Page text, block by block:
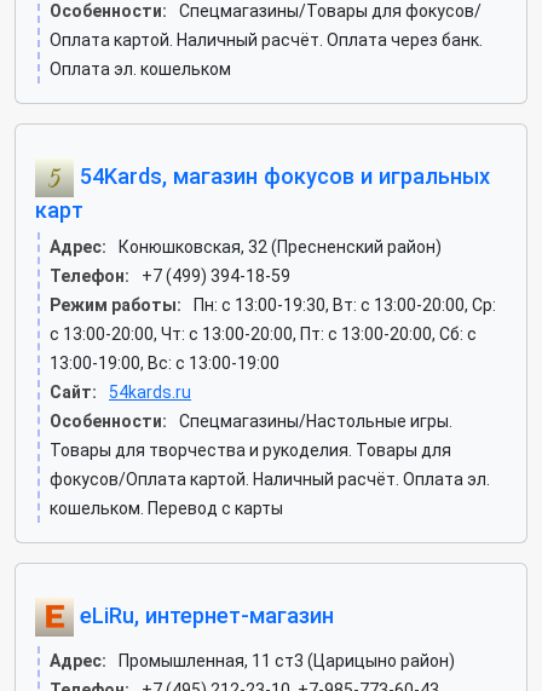
Особенности:
Спецмагазины/Товары для фокусов/
Оплата картой. Наличный расчёт. Оплата через банк.
Оплата эл. кошельком
54Kards, магазин фокусов и игральных
карт
Адрес:
Конюшковская, 32 (Пресненский район)
Телефон:
+7 (499) 394-18-59
Режим работы:
Пн: c 13:00-19:30, Вт: c 13:00-20:00, Ср:
c 13:00-20:00, Чт: c 13:00-20:00, Пт: c 13:00-20:00, Сб: c
13:00-19:00, Вс: c 13:00-19:00
Сайт:
54kards.ru
Особенности:
Спецмагазины/Настольные игры.
Товары для творчества и рукоделия. Товары для
фокусов/Оплата картой. Наличный расчёт. Оплата эл.
кошельком. Перевод с карты
eLiRu, интернет-магазин
Адрес:
Промышленная, 11 ст3 (Царицыно район)